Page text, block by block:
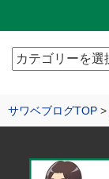
サワベブログTOP
カ
リ